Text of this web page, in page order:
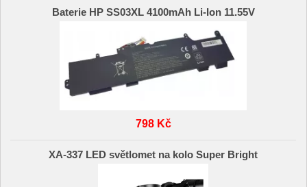
Baterie HP SS03XL 4100mAh Li-Ion 11.55V
798 Kč
XA-337 LED světlomet na kolo Super Bright